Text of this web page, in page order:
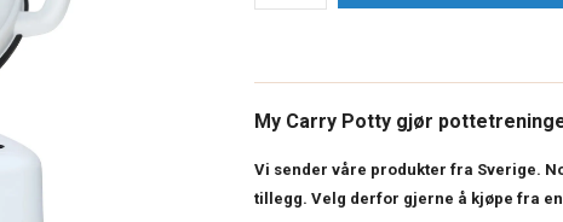
My Carry Potty gjør
Vi sender våre produkter fra Sverige.
tillegg. Velg derfor gjerne å kjøpe fra